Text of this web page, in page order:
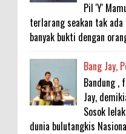
Pil 'Y'
terlarang seakan tak
banyak bukti dengan
Bang Jay,
Bandung ,
Jay,
Sosok
dunia bulutangkis